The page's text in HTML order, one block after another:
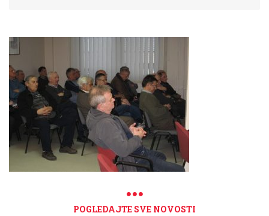
POGLEDAJTE SVE NOVOSTI